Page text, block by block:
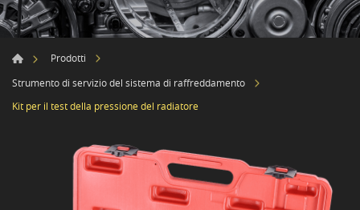
Prodotti
Strumento di servizio del sistema di raffreddamento
Kit per il test della pressione del radiatore